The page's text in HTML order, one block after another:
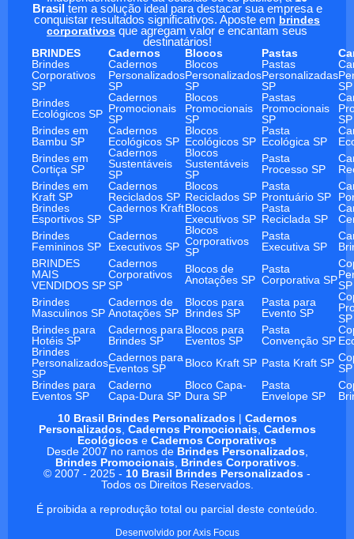
Brasil tem a solução ideal para destacar sua empresa e
conquistar resultados significativos. Aposte em brindes
corporativos que agregam valor e encantam seus
destinatários!
BRINDES
Cadernos Blocos Pastas
Brindes
Corporativos
SP
Cadernos
Personalizados
SP
Blocos
Personalizados
SP
Pastas
Personalizadas
SP
SP
Brindes
Ecológicos SP
Cadernos
Promocionais
SP
Blocos
Promocionais
SP
Pastas
Promocionais
SP
SP
Brindes em
Bambu SP
Cadernos
Ecológicos SP
Blocos
Ecológicos SP
Pasta
Ecológica SP
Brindes em
Cortiça SP
Cadernos
Sustentáveis
SP
Blocos
Sustentáveis
SP
Pasta
Processo SP
Brindes em
Kraft SP
Cadernos
Reciclados SP
Blocos
Reciclados SP
Pasta
Prontuário SP
Brindes
Esportivos SP
Cadernos Kraft
SP
Blocos
Executivos SP
Pasta
Reciclada SP
Brindes
Femininos SP
Cadernos
Executivos SP
Blocos
Corporativos
SP
Pasta
Executiva SP
BRINDES
MAIS
VENDIDOS SP
Cadernos
Corporativos
SP
Blocos de
Anotações SP
Pasta
Corporativa SPSP
Brindes
Masculinos SP
Cadernos de
Anotações SP
Blocos para
Brindes SP
Pasta para
Evento SP
SP
Brindes para
Hotéis SP
Cadernos para
Brindes SP
Blocos para
Eventos SP
Pasta
Convenção SP
Brindes
Personalizados
SP
Cadernos para
Eventos SP
Bloco Kraft SP Pasta Kraft SP SP
Brindes para
Eventos SP
Caderno
Capa-Dura SP
Bloco Capa-
Dura SP
Pasta
Envelope SP
10 Brasil Brindes Personalizados| Cadernos
Personalizados, Cadernos Promocionais, Cadernos
Ecológicos e Cadernos Corporativos
Desde 2007 no ramos de Brindes Personalizados,
Brindes Promocionais, Brindes Corporativos.
© 2007 - 2025 - 10 Brasil Brindes Personalizados -
Todos os Direitos Reservados.
É proibida a reprodução total ou parcial deste conteúdo.
Desenvolvido porAxis Focus